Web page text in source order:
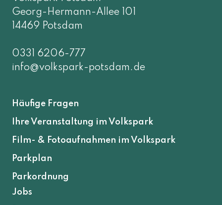
Georg-Hermann-Allee 101
14469 Potsdam
0331 6206-777
info@volkspark-potsdam.de
Häufige Fragen
Ihre Veranstaltung im Volkspark
Film- & Fotoaufnahmen im Volkspark
Parkplan
Parkordnung
Jobs